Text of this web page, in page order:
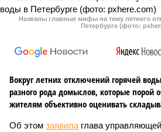
Названы главные мифы на тему летнего
Петербурге (фото:
Вокруг летних отключений горячей
разного рода домыслов, которые
жителям объективно оценивать
Об этом заявила глава